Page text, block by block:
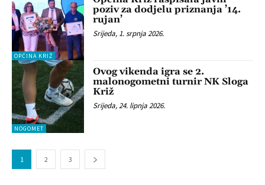
OPĆINA KRIŽ
poziv za dodjelu priznanja ’14.
rujan’
Srijeda, 1. srpnja 2026.
NOGOMET
Ovog vikenda igra se 2.
malonogometni turnir NK Sloga
Križ
Srijeda, 24. lipnja 2026.
1 2 3